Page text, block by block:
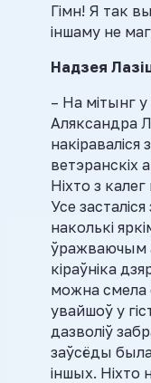
Гімн! Я так
іншаму не
Надзея
– На мітынг
Аляксандра
накіраваліся
ветэранскіх
Ніхто з
Усе
наколькі
ўражваючым
кіраўніка
можна смела
увайшоў у
дазволіў
заўсёды
іншых. Ніхто